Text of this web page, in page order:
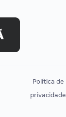
Política de
privacidade